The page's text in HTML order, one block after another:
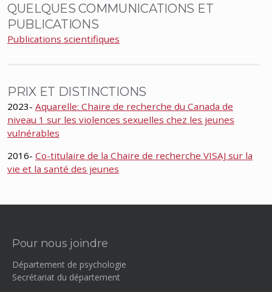
QUELQUES COMMUNICATIONS ET
PUBLICATIONS
Publications scientifiques
PRIX ET DISTINCTIONS
2023- Aquarelle: Chaire de recherche du Canada de
niveau 1 sur les violences sexuelles chez les jeunes
vulnérables
2016- Co-titulaire de la Chaire de recherche VISAJ sur la
vie et la santé des jeunes
Pour nous joindre
Département de psychologie
Secrétariat du département